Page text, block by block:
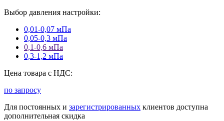
Выбор давления настройки:
0,01-0,07 мПа
0,05-0,3 мПа
0,1-0,6 мПа
0,3-1,2 мПа
Цена товара с НДС:
по запросу
Для постоянных и зарегистрированных клиентов доступна
дополнительная скидка